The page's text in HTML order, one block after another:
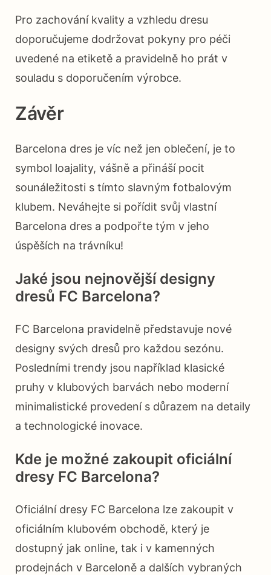
Pro zachování kvality a vzhledu dresu
doporučujeme dodržovat pokyny pro péči
uvedené na etiketě a pravidelně ho prát v
souladu s doporučením výrobce.
Závěr
Barcelona dres je víc než jen oblečení, je to
symbol loajality, vášně a přináší pocit
sounáležitosti s tímto slavným fotbalovým
klubem. Neváhejte si pořídit svůj vlastní
Barcelona dres a podpořte tým v jeho
úspěších na trávníku!
Jaké jsou nejnovější designy
dresů FC Barcelona?
FC Barcelona pravidelně představuje nové
designy svých dresů pro každou sezónu.
Posledními trendy jsou například klasické
pruhy v klubových barvách nebo moderní
minimalistické provedení s důrazem na detaily
a technologické inovace.
Kde je možné zakoupit oficiální
dresy FC Barcelona?
Oficiální dresy FC Barcelona lze zakoupit v
oficiálním klubovém obchodě, který je
dostupný jak online, tak i v kamenných
prodejnách v Barceloně a dalších vybraných